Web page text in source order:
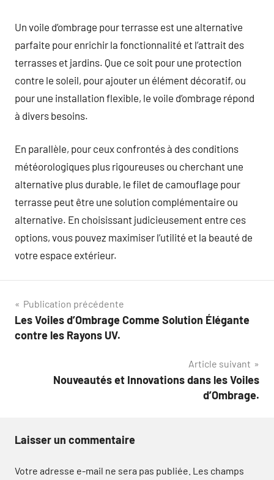
Un voile d’ombrage pour terrasse est une alternative
parfaite pour enrichir la fonctionnalité et l’attrait des
terrasses et jardins. Que ce soit pour une protection
contre le soleil, pour ajouter un élément décoratif, ou
pour une installation flexible, le voile d’ombrage répond
à divers besoins.
En parallèle, pour ceux confrontés à des conditions
météorologiques plus rigoureuses ou cherchant une
alternative plus durable, le filet de camouflage pour
terrasse peut être une solution complémentaire ou
alternative. En choisissant judicieusement entre ces
options, vous pouvez maximiser l’utilité et la beauté de
votre espace extérieur.
Navigation
de
Publication précédente
Les Voiles d’Ombrage Comme Solution Élégante
contre les Rayons UV.
Article suivant
Nouveautés et Innovations dans les Voiles
d’Ombrage.
Laisser un commentaire
Votre adresse e-mail ne sera pas publiée. Les champs